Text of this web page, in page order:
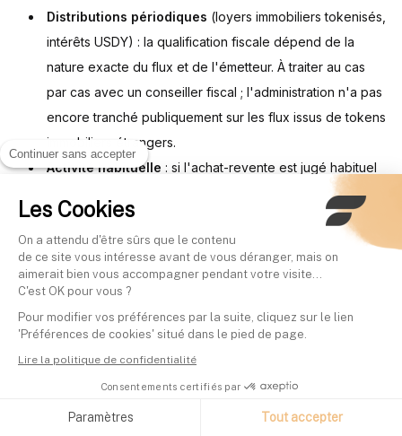
Continuer sans accepter
Les Cookies
On a attendu d'être sûrs que le contenu
de ce site vous intéresse avant de vous déranger, mais on
aimerait bien vous accompagner pendant votre visite...
C'est OK pour vous ?
Pour modifier vos préférences par la suite, cliquez sur le lien
'Préférences de cookies' situé dans le pied de page.
Lire la politique de confidentialité
Consentements certifiés par
Paramètres Tout accepter
Distributions périodiques (loyers immobiliers tokenisés,
intérêts USDY) : la qualification fiscale dépend de la
nature exacte du flux et de l'émetteur. À traiter au cas
par cas avec un conseiller fiscal ; l'administration n'a pas
encore tranché publiquement sur les flux issus de tokens
immobiliers étrangers.
Activité habituelle : si l'achat-revente est jugé habituel
par l'administration, les gains relèvent du régime BIC ou
BNC selon les cas.
Référence officielle :Actifs numériques sur impots.gouv.fr
taux indiqués sont valables pour les revenus de 2026 et
doivent être reconfirmés chaque année.
Opportunités et stratégies
d’investissement dans les